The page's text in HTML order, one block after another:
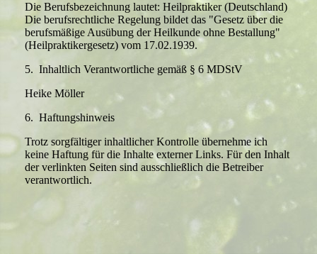
Die Berufsbezeichnung lautet: Heilpraktiker (Deutschland)
Die berufsrechtliche Regelung bildet das "Gesetz über die
berufsmäßige Ausübung der Heilkunde ohne Bestallung"
(Heilpraktikergesetz) vom 17.02.1939.
5. Inhaltlich Verantwortliche gemäß § 6 MDStV
Heike Möller
6. Haftungshinweis
Trotz sorgfältiger inhaltlicher Kontrolle übernehme ich
keine Haftung für die Inhalte externer Links. Für den Inhalt
der verlinkten Seiten sind ausschließlich die Betreiber
verantwortlich.